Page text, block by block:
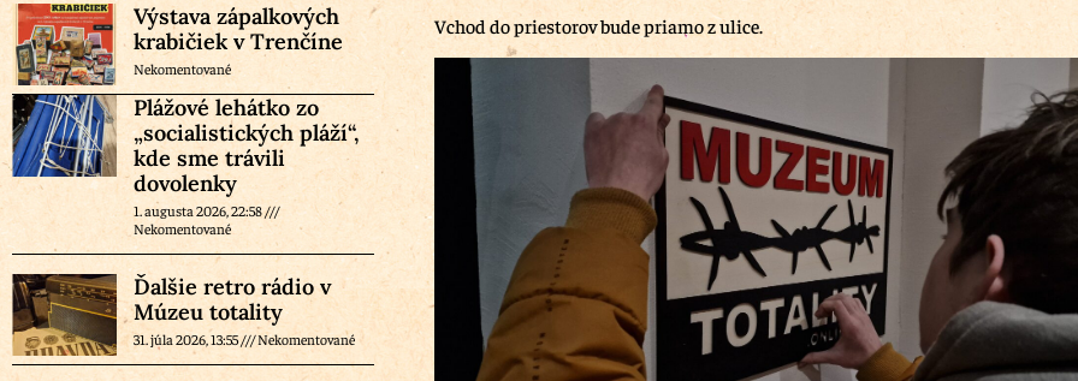
Výstava zápalkových
krabičiek v Trenčíne
Nekomentované
Plážové lehátko zo
„socialistických pláží“,
kde sme trávili
dovolenky
1. augusta 2026, 22:58
Nekomentované
Ďalšie retro rádio v
Múzeu totality
31. júla 2026, 13:55 Nekomentované
Vchod do priestorov bude priamo z ulice.